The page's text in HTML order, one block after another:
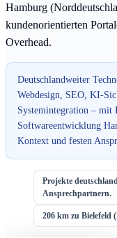
Hamburg
kundenorientierten
Overhead.
Deutschlandweiter
Webdesign, SEO, KI-
Systemintegration –
Softwareentwicklung
Kontext und festen
Projekte
Ansprechpartnern.
206 km zu Bielefeld